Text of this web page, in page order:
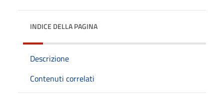
INDICE DELLA PAGINA
Descrizione
Contenuti correlati